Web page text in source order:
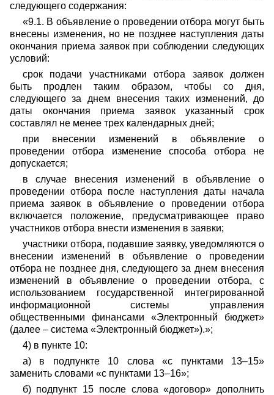
следующего содержания:
«9.1. В объявление о проведении отбора могут быть
внесены изменения, но не позднее наступления даты
окончания приема заявок при соблюдении следующих
условий:
срок подачи участниками отбора заявок должен
быть продлен таким образом, чтобы со дня,
следующего за днем внесения таких изменений, до
даты окончания приема заявок указанный срок
составлял не менее трех календарных дней;
при внесении изменений в объявление о
проведении отбора изменение способа отбора не
допускается;
в случае внесения изменений в объявление о
проведении отбора после наступления даты начала
приема заявок в объявление о проведении отбора
включается положение, предусматривающее право
участников отбора внести изменения в заявки;
участники отбора, подавшие заявку, уведомляются о
внесении изменений в объявление о проведении
отбора не позднее дня, следующего за днем внесения
изменений в объявление о проведении отбора, с
использованием государственной интегрированной
информационной системы управления
общественными финансами «Электронный бюджет»
(далее – система «Электронный бюджет»).»;
4) в пункте 10:
а) в подпункте 10 слова «с пунктами 13–15»
заменить словами «с пунктами 13–16»;
б) подпункт 15 после слова «договор» дополнить